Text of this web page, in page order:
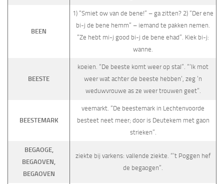
BEEN
1) “Smiet ow van de bene!” – ga zitten? 2) “Der ene
bi-j de bene hemm” – iemand te pakken nemen.
“Ze hebt mi-j good bi-j de bene ehad”. Kiek bi-j:
wanne.
BEESTE
koeien. “De beeste komt weer op stal”. “‘Ik mot
weer wat achter de beeste hebben’, zeg ’n
weduwvrouwe as ze weer trouwen geet”.
BEESTEMARK
veemarkt. “De beestemark in Lechtenvoorde
besteet neet meer; door is Deutekem met gaon
strieken”.
BEGAOGE,
BEGAOVEN,
BEGAOVEN
ziekte bij varkens: vallende ziekte. “’t Poggen hef
de begaogen”.